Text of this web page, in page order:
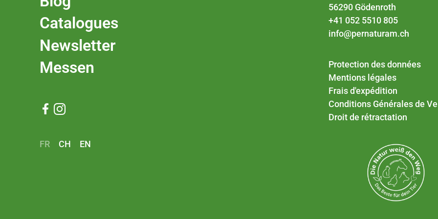
Catalogues
Newsletter
Messen
 
FR CH EN
56290 Gödenroth
+41 052 5510 805
info@pernaturam.ch
Protection des données
Mentions légales
Frais d'expédition
Conditions Générales de
Droit de rétractation